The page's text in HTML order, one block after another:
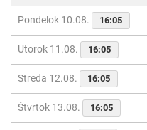
Pondelok 10.08. 16:05
Utorok 11.08. 16:05
Streda 12.08. 16:05
Štvrtok 13.08. 16:05